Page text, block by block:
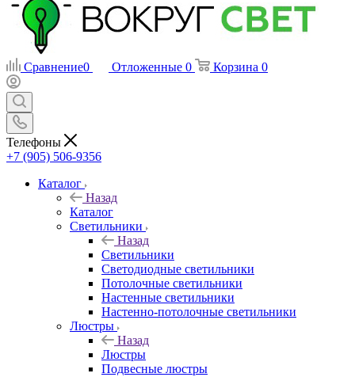
Сравнение0 Отложенные 0 Корзина 0
Телефоны
+7 (905) 506-9356
Каталог
Назад
Каталог
Светильники
Назад
Светильники
Светодиодные светильники
Потолочные светильники
Настенные светильники
Настенно-потолочные светильники
Люстры
Назад
Люстры
Подвесные люстры